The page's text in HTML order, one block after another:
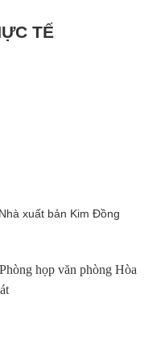
TẾ
Nhà xuất bản Kim Đồng